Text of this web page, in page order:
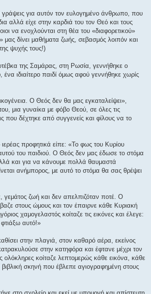
γράψεις για αυτόν τον ευλογημένο άνθρωπο, που
αλλά είχε στην καρδιά του τον Θεό και τους
να ενοχλούνται στη θέα του «διαφορετικού»
μας δίνει μαθήματα ζωής, σεβασμός λοιπόν και
ψυχής τους!)
της Σαμάρας, στη Ρωσία, γεννήθηκε ο
ένα ιδιαίτερο παιδί όμως αφού γεννήθηκε χωρίς
Ο Θεός δεν θα μας εγκαταλείψει»,
μια γυναίκα με φόβο Θεού, σε όλες τις
που δέχτηκε από συγγενείς και φίλους να το
προφητικά είπε: «Το φως του Κυρίου
του παιδιού. Ο Θεός δεν μας έδωσε το στόμα
και για να κάνουμε πολλά θαυμαστά
ανήμπορος, με αυτό το στόμα θα σας θρέψει
ζωή και δεν απελπιζόταν ποτέ. Ο
στους ώμους και τον έπαιρνε κάθε Κυριακή
χαμογελαστός κοίταζε τις εικόνες και έλεγε:
αυτό!»
στην πλαγιά, στον καθαρό αέρα, εκείνος
στην κατηφόρα και έφτανε μέχρι τον
ολόκληρες κοίταζε λεπτομερώς κάθε εικόνα, κάθε
σκηνή που έβλεπε αγιογραφημένη στους